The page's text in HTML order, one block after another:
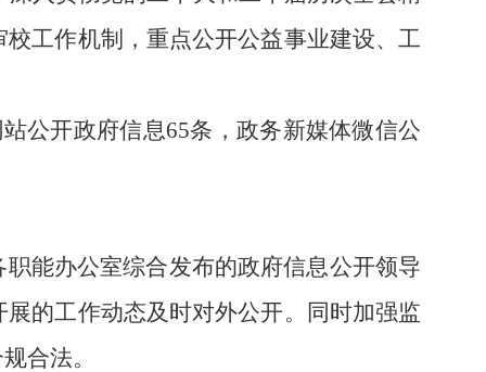
工作机制，重点公开公益事业建设、工
公开政府信息65条，政务新媒体微信公
职能办公室综合发布的政府信息公开领导
的工作动态及时对外公开。
同时加强监
合法。